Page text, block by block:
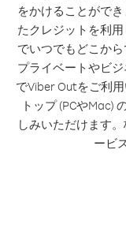
をかけることがで
たクレジットを利
でいつでもどこか
プライベートやビ
でViber Outをご利
トップ (PCやMac)
しみいただけます
ービ